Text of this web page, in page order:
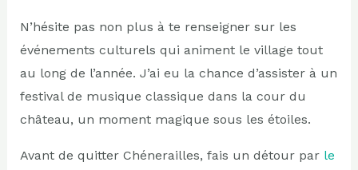
N’hésite pas non plus à te renseigner sur les
événements culturels qui animent le village tout
au long de l’année. J’ai eu la chance d’assister à un
festival de musique classique dans la cour du
château, un moment magique sous les étoiles.
Avant de quitter Chénerailles, fais un détour par le